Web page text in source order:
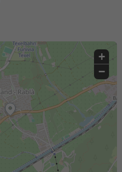
+
−